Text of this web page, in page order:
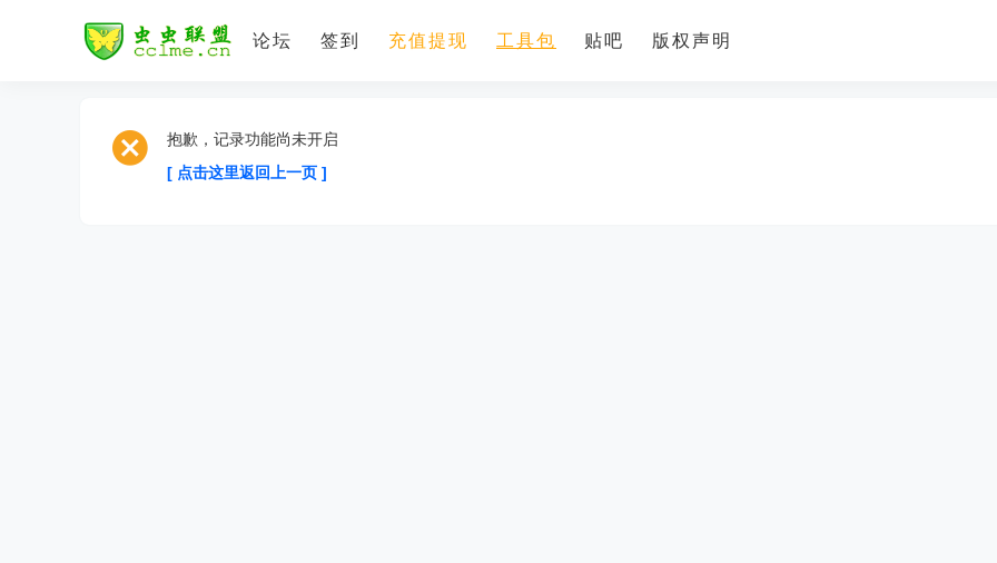
论坛 签到 充值提现 工具包 贴吧 版权声明
抱歉，记录功能尚未开启
[ 点击这里返回上一页 ]